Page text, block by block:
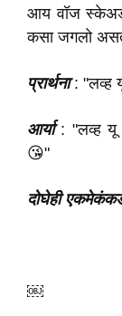
आय वॉज
कसा जगलो
प्रार्थना: "लव्ह
आर्या: "लव्ह यू टू
😘"
दोघेही
￼